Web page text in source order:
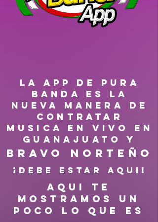
LA APP DE PURA
BANDA ES LA
NUEVA MANERA DE
CONTRATAR
MUSICA EN VIVO EN
GUANAJUATO Y
Bravo Norteño
¡DEBE ESTAR AQUI!
AQUI TE
MOSTRAMOS UN
POCO LO QUE ES